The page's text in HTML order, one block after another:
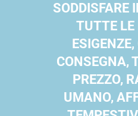
SODDISFARE
TUTTE LE
CONSEGNA,
PREZZO,
UMANO,